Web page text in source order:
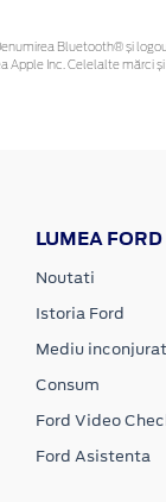
Bluetooth® și
Apple Inc. Celelalte mărci
LUMEA FORD
Noutati
Istoria Ford
Mediu
Consum
Ford Video
Ford Asistenta